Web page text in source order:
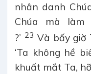
nhân danh
Chúa mà
?’ 23 Và bấy giờ
‘Ta không hề
khuất mắt Ta,